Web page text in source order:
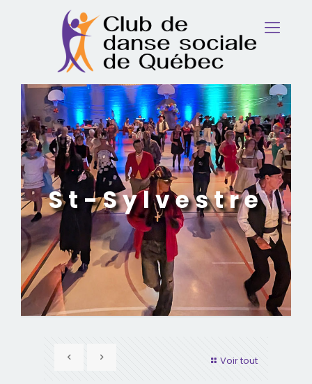
St-Sylvestre
Voir tout